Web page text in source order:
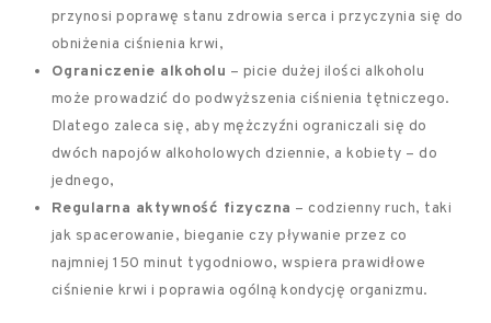
przynosi poprawę stanu zdrowia serca i przyczynia się do
obniżenia ciśnienia krwi,
Ograniczenie alkoholu – picie dużej ilości alkoholu
może prowadzić do podwyższenia ciśnienia tętniczego.
Dlatego zaleca się, aby mężczyźni ograniczali się do
dwóch napojów alkoholowych dziennie, a kobiety – do
jednego,
Regularna aktywność fizyczna – codzienny ruch, taki
jak spacerowanie, bieganie czy pływanie przez co
najmniej 150 minut tygodniowo, wspiera prawidłowe
ciśnienie krwi i poprawia ogólną kondycję organizmu.